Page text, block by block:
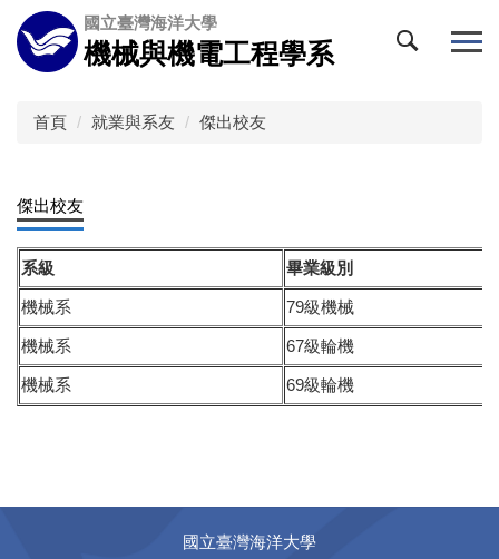
跳
到
主
國立臺灣海洋大學
機械與機電工程學系
首頁 就業與系友 傑出校友
傑出校友
系級 畢業級別
機械系 79級機械
機械系 67級輪機
機械系 69級輪機
國立臺灣海洋大學